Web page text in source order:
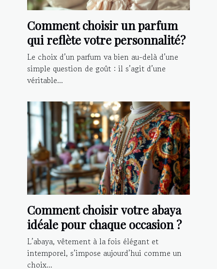
Comment choisir un parfum
qui reflète votre personnalité?
Le choix d’un parfum va bien au-delà d’une
simple question de goût : il s’agit d’une
véritable...
Comment choisir votre abaya
idéale pour chaque occasion ?
L’abaya, vêtement à la fois élégant et
intemporel, s’impose aujourd’hui comme un
choix...